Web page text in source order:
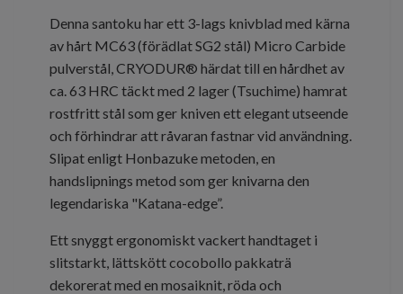
Denna santoku har ett 3-lags knivblad med kärna
av hårt MC63 (förädlat SG2 stål) Micro Carbide
pulverstål, CRYODUR® härdat till en hårdhet av
ca. 63 HRC täckt med 2 lager (Tsuchime) hamrat
rostfritt stål som ger kniven ett elegant utseende
och förhindrar att råvaran fastnar vid användning.
Slipat enligt Honbazuke metoden, en
handslipnings metod som ger knivarna den
legendariska "Katana-edge”.
Ett snyggt ergonomiskt vackert handtaget i
slitstarkt, lättskött cocobollo pakkaträ
dekorerat med en mosaiknit, röda och